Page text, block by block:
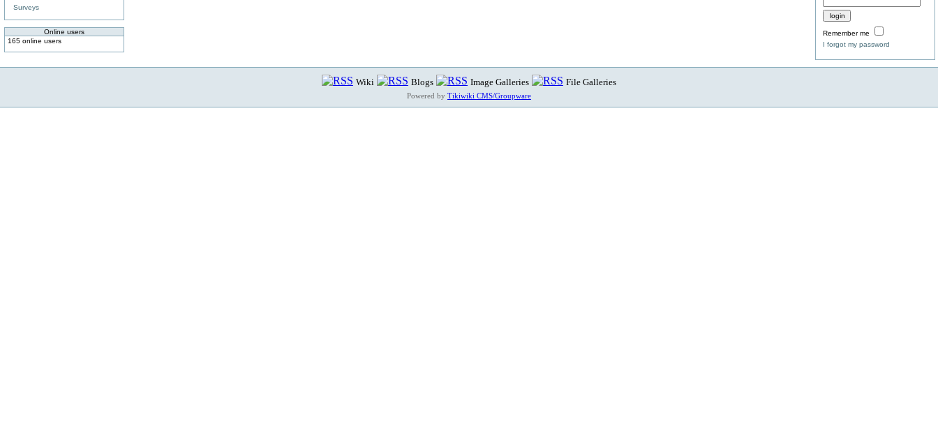
Surveys
Online users
165 online users
Remember me
I forgot my password
Wiki Blogs Image Galleries File Galleries
Powered by Tikiwiki CMS/Groupware